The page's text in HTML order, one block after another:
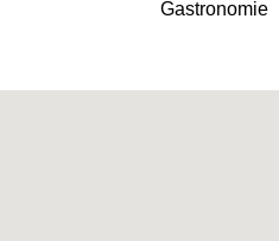
Gastronomie